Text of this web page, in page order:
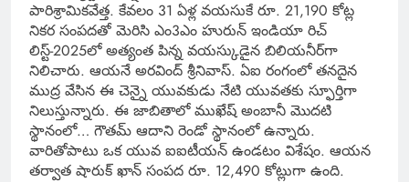
పారిశ్రామికవేత్త. కేవలం 31 ఏళ్ల వయసుకే రూ. 21,190 కోట్ల
నికర సంపదతో మెరిసి ఎం3ఎం హురున్ ఇండియా రిచ్
లిస్ట్-2025లో అత్యంత పిన్న వయస్కుడైన బిలియనీర్‌గా
నిలిచారు. ఆయనే అరవింద్ శ్రీనివాస్. ఏఐ రంగంలో తనదైన
ముద్ర వేసిన ఈ చెన్నై యువకుడు నేటి యువతకు స్ఫూర్తిగా
నిలుస్తున్నారు. ఈ జాబితాలో ముఖేష్ అంబానీ మొదటి
స్థానంలో… గౌతమ్ ఆదాని రెండో స్థానంలో ఉన్నారు.
వారితోపాటు ఒక యువ ఐఐటీయన్ ఉండటం విశేషం. ఆయన
తర్వాత షారుక్ ఖాన్ సంపద రూ. 12,490 కోట్లుగా ఉంది.